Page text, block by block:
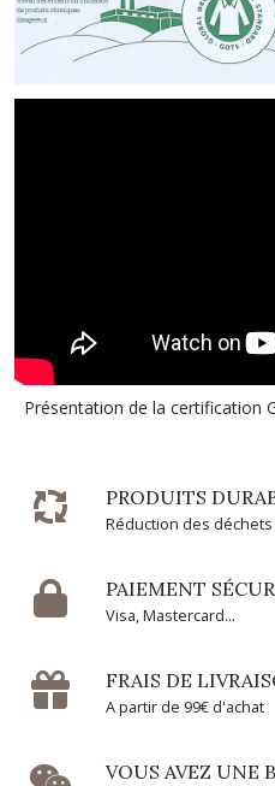
Présentation de la certification
PRODUITS
Réduction des
PAIEMENT
Visa, Mastercard...
FRAIS DE
A partir de 99€ d'achat
VOUS AVEZ UNE